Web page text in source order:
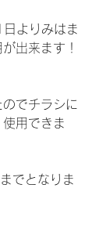
よりみはま
出来ます！
でチラシに
用できま
でとなりま